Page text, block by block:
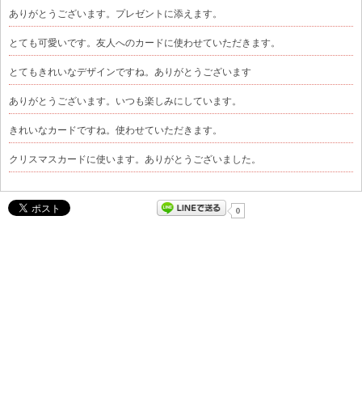
ありがとうございます。プレゼントに添えます。
とても可愛いです。友人へのカードに使わせていただきます。
とてもきれいなデザインですね。ありがとうございます
ありがとうございます。いつも楽しみにしています。
きれいなカードですね。使わせていただきます。
クリスマスカードに使います。ありがとうございました。
0